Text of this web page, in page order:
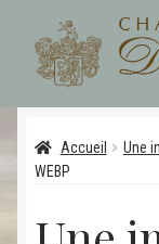
Aller
à
la
navigation
Aller
au
contenu
Cuvées
Galerie
Accueil Une
WEBP